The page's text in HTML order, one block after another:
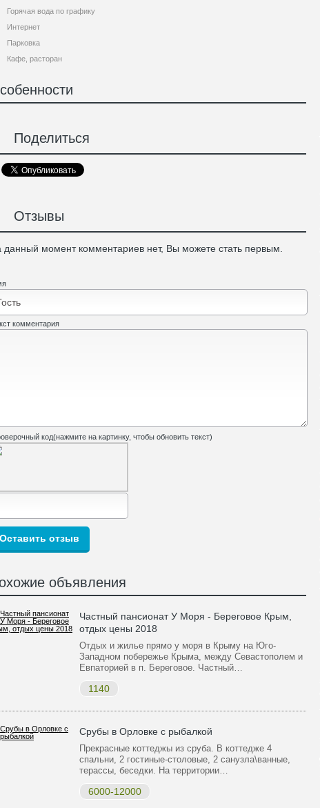
Горячая вода по графику
Интернет
Парковка
Кафе, расторан
Поделиться
Отзывы
данный момент комментариев нет, Вы можете стать первым.
комментария
код(нажмите на картинку, чтобы обновить текст)
объявления
Частный пансионат У Моря - Береговое Крым,
отдых цены 2018
Отдых и жилье прямо у моря в Крыму на Юго-
Западном побережье Крыма, между Севастополем и
Евпаторией в п. Береговое. Частный…
1140
Срубы в Орловке с рыбалкой
Прекрасные коттеджы из сруба. В коттедже 4
спальни, 2 гостиные-столовые, 2 санузла\ванные,
терассы, беседки. На территории…
6000-12000